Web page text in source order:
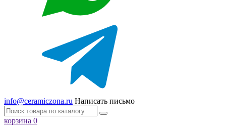
info@ceramiczona.ru Написать письмо
корзина 0